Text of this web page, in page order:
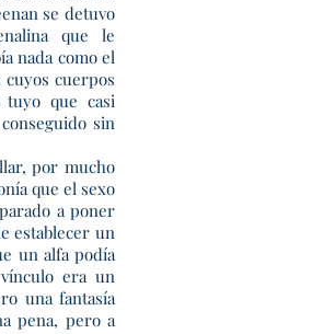
se detuvo
que le
nada como el
cuerpos
que casi
sin
por mucho
que el sexo
a poner
establecer un
un alfa podía
era un
una fantasía
pena, pero a